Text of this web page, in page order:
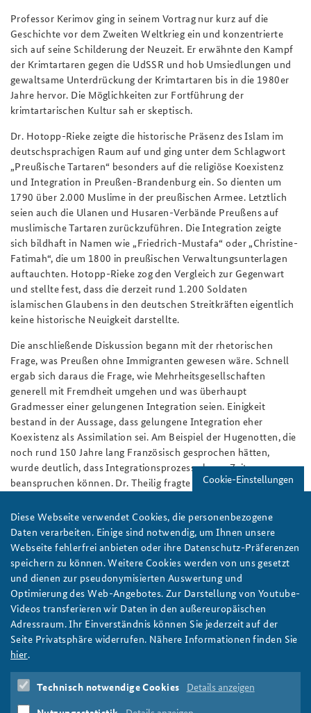
Professor Kerimov ging in seinem Vortrag nur kurz auf die
Geschichte vor dem Zweiten Weltkrieg ein und konzentrierte
sich auf seine Schilderung der Neuzeit. Er erwähnte den Kampf
der Krimtartaren gegen die UdSSR und hob Umsiedlungen und
gewaltsame Unterdrückung der Krimtartaren bis in die 1980er
Jahre hervor. Die Möglichkeiten zur Fortführung der
krimtartarischen Kultur sah er skeptisch.
Dr. Hotopp-Rieke zeigte die historische Präsenz des Islam im
deutschsprachigen Raum auf und ging unter dem Schlagwort
„Preußische Tartaren“ besonders auf die religiöse Koexistenz
und Integration in Preußen-Brandenburg ein. So dienten um
1790 über 2.000 Muslime in der preußischen Armee. Letztlich
seien auch die Ulanen und Husaren-Verbände Preußens auf
muslimische Tartaren zurückzuführen. Die Integration zeigte
sich bildhaft in Namen wie „Friedrich-Mustafa“ oder „Christine-
Fatimah“, die um 1800 in preußischen Verwaltungsunterlagen
auftauchten. Hotopp-Rieke zog den Vergleich zur Gegenwart
und stellte fest, dass die derzeit rund 1.200 Soldaten
islamischen Glaubens in den deutschen Streitkräften eigentlich
keine historische Neuigkeit darstellte.
Die anschließende Diskussion begann mit der rhetorischen
Frage, was Preußen ohne Immigranten gewesen wäre. Schnell
ergab sich daraus die Frage, wie Mehrheitsgesellschaften
generell mit Fremdheit umgehen und was überhaupt
Gradmesser einer gelungenen Integration seien. Einigkeit
bestand in der Aussage, dass gelungene Integration eher
Koexistenz als Assimilation sei. Am Beispiel der Hugenotten, die
noch rund 150 Jahre lang Französisch gesprochen hätten,
wurde deutlich, dass Integrationsprozesse lange Zeit
beanspruchen können. Dr. Theilig fragte „Muss der Islam in
„Nein er ist seit langem ein Teil Europas."
Traditionell ist die Schönhauser Lesung eine offene
Veranstaltung, welche die BAKS zusammen mit dem Verein für
Pankow e.V. und dem Kulturring in Berlin e.V. organisiert. Sie
richtet sich an alle nahen und weiteren Nachbarn der BAKS und
behandelt Themen aus und um Pankow. An dieser
Veranstaltung hatte sich neben dem ICATAT auch die
Gesellschaft für bedrohte Völker beteiligt und sich besonders
bei der Organisation im Vorfeld engagiert.
Autor:Roman Grunwald
Cookie-Einstellungen
Diese Webseite verwendet Cookies, die personenbezogene
Daten verarbeiten. Einige sind notwendig, um Ihnen unsere
Webseite fehlerfrei anbieten oder ihre Datenschutz-Präferenzen
speichern zu können. Weitere Cookies werden von uns gesetzt
und dienen zur pseudonymisierten Auswertung und
Optimierung des Web-Angebotes. Zur Darstellung von Youtube-
Videos transferieren wir Daten in den außereuropäischen
Adressraum. Ihr Einverständnis können Sie jederzeit auf der
Seite Privatsphäre widerrufen. Nähere Informationen finden Sie
hier.
Technisch notwendige Cookies Details anzeigen